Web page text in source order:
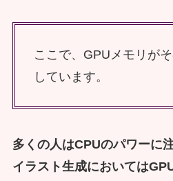
ここで、GPUメモリが
しています。
多くの人はCPUのパワーに
イラスト生成においては